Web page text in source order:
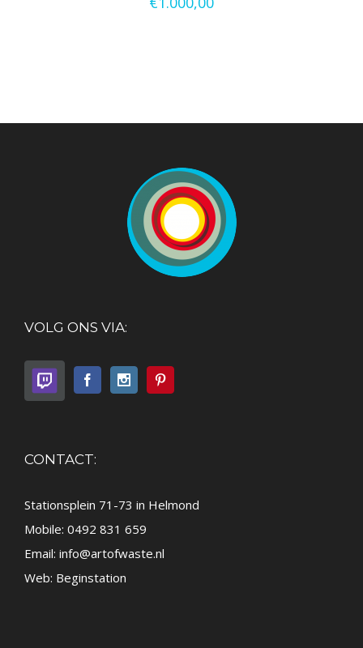
VOLG ONS VIA:
CONTACT:
Stationsplein 71-73 in Helmond
Mobile: 0492 831 659
Email: info@artofwaste.nl
Web: Beginstation